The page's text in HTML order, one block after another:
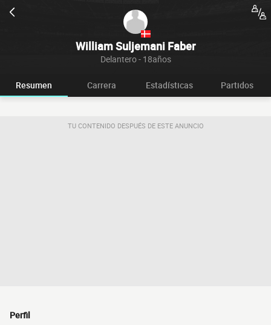
William Suljemani Faber
Delantero - 18años
Resumen Carrera Estadísticas Partidos
TU CONTENIDO DESPUÉS DE ESTE ANUNCIO
Perfil